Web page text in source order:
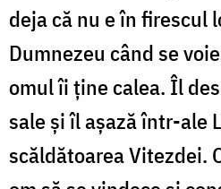
deja că nu e în firescul
Dumnezeu când se
omul îi ține calea. Îl
sale și îl așază într-ale
scăldătoarea Vitezdei.